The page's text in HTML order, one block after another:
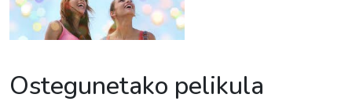
Ostegunetako pelikula